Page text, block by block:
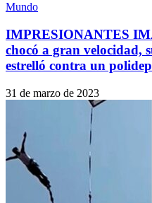
Mundo
IMPRESIONANTES
chocó a gran velocidad,
estrelló contra un
31 de marzo de 2023